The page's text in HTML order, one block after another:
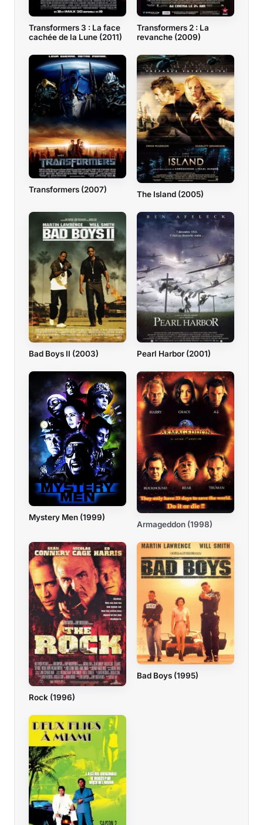
Transformers 3 : La face
cachée de la Lune (2011)
Transformers 2 : La
revanche (2009)
Transformers (2007)
The Island (2005)
Bad Boys II (2003) Pearl Harbor (2001)
Mystery Men (1999)
Armageddon (1998)
Rock (1996)
Bad Boys (1995)